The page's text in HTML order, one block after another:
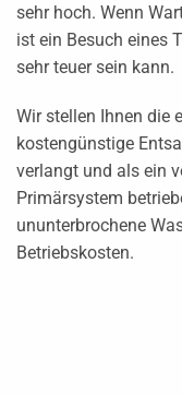
sehr hoch. Wenn
ist ein Besuch eines
sehr teuer sein kann.
Wir stellen Ihnen die
kostengünstige
verlangt und als ein
Primärsystem
ununterbrochene
Betriebskosten.